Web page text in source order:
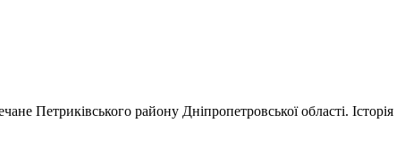
Петриківського району Дніпропетровської області. Історія